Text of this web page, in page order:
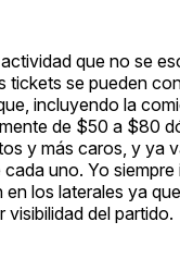
que no se
tickets se pueden
incluyendo la
de $50 a $80
y más caros, y ya
uno. Yo
los laterales ya
visibilidad del partido.